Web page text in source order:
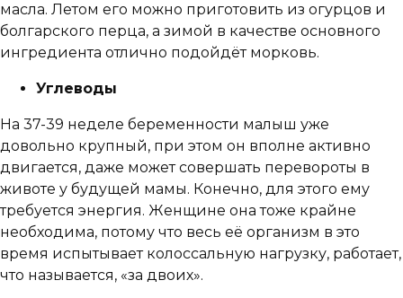
масла. Летом его можно приготовить из огурцов и
болгарского перца, а зимой в качестве основного
ингредиента отлично подойдёт морковь.
Углеводы
На 37-39 неделе беременности малыш уже
довольно крупный, при этом он вполне активно
двигается, даже может совершать перевороты в
животе у будущей мамы. Конечно, для этого ему
требуется энергия. Женщине она тоже крайне
необходима, потому что весь её организм в это
время испытывает колоссальную нагрузку, работает,
что называется, «за двоих».